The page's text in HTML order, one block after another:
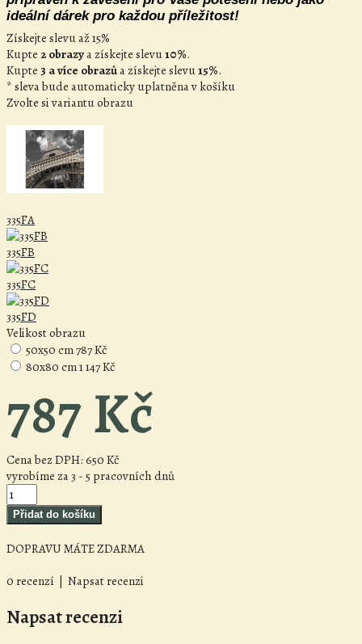
ideální dárek pro každou příležitost!
Získejte slevu až 15%
Kupte 2 obrazya získejte slevu10%.
Kupte 3 a více obrazůa získejte slevu15%.
* sleva bude automaticky uplatněna v košíku
Zvolte si variantu obrazu
335FA
335FB
335FC
335FD
Velikost obrazu
50x50 cm787 Kč
80x80 cm1 147 Kč
787 Kč
Cena bez DPH: 650 Kč
vyrobíme za 3 - 5 pracovních dnů
DOPRAVU MÁTE ZDARMA
0 recenzí | Napsat recenzi
Napsat recenzi